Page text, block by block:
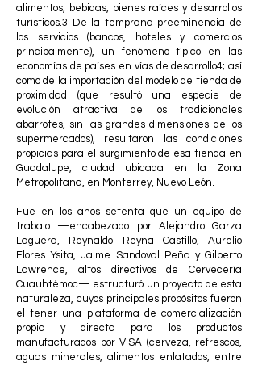
alimentos, bebidas, bienes raíces y desarrollos
turísticos.3 De la temprana preeminencia de
los servicios (bancos, hoteles y comercios
principalmente), un fenómeno típico en las
economías de países en vías de desarrollo4; así
como de la importación del modelo de tienda de
proximidad (que resultó una especie de
evolución atractiva de los tradicionales
abarrotes, sin las grandes dimensiones de los
supermercados), resultaron las condiciones
propicias para el surgimiento de esa tienda en
Guadalupe, ciudad ubicada en la Zona
Metropolitana, en Monterrey, Nuevo León.
Fue en los años setenta que un equipo de
trabajo —encabezado por Alejandro Garza
Lagüera, Reynaldo Reyna Castillo, Aurelio
Flores Ysita, Jaime Sandoval Peña y Gilberto
Lawrence, altos directivos de Cervecería
Cuauhtémoc— estructuró un proyecto de esta
naturaleza, cuyos principales propósitos fueron
el tener una plataforma de comercialización
propia y directa para los productos
manufacturados por VISA (cerveza, refrescos,
aguas minerales, alimentos enlatados, entre